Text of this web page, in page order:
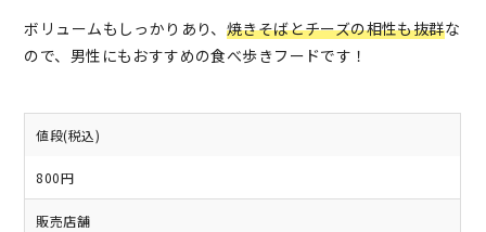
ボリュームもしっかりあり、 焼きそばとチーズの相性も抜群な
ので、男性にもおすすめの食べ歩きフードです！
値段(税込)
800円
販売店舗